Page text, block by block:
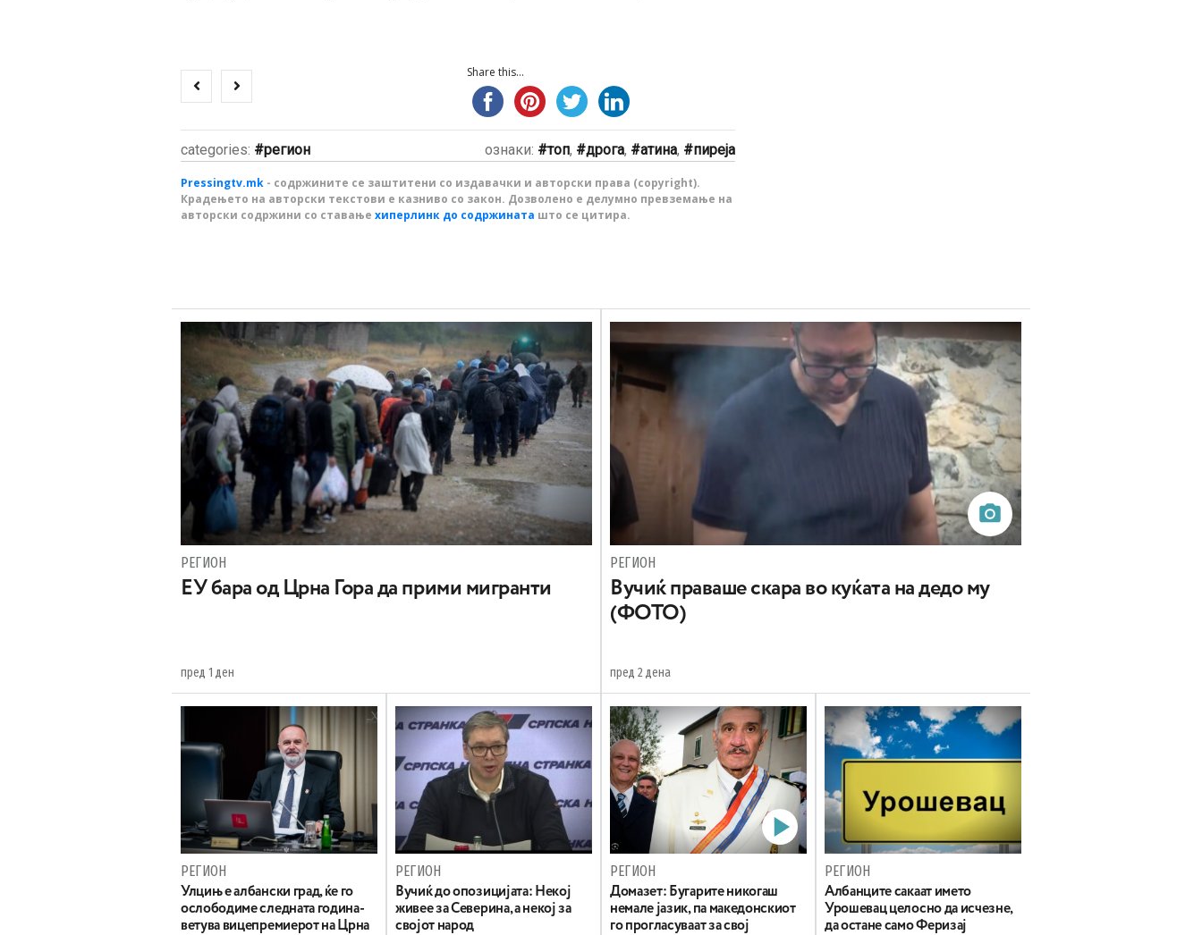
Share this...
categories: регион ознаки: топ, дрога, атина, пиреја
Pressingtv.mk - содржините се заштитени со издавачки и авторски права (copyright).
Крадењето на авторски текстови е казниво со закон. Дозволено е делумно превземање на
авторски содржини со ставање хиперлинк до содржината што се цитира.
РЕГИОН
EУ бара од Црна Гора да прими мигранти
пред 1 ден
РЕГИОН
Вучиќ праваше скара во куќата на дедо му
(ФОТО)
пред 2 дена
РЕГИОН
Улцињ е албански град, ќе го
ослободиме следната година-
ветува вицепремиерот на Црна
РЕГИОН
Вучиќ до опозицијата: Некој
живее за Северина, а некој за
својот народ
РЕГИОН
Домазет: Бугарите никогаш
немале јазик, па македонскиот
го прогласуваат за свој
РЕГИОН
Aлбанците сакаат името
Урошевац целосно да исчезне,
да остане само Феризај